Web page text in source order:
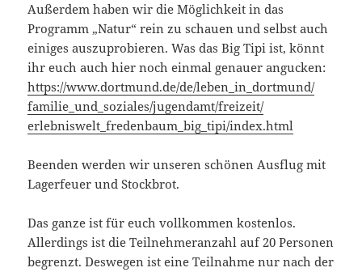
Außerdem haben wir die Möglichkeit in das
Programm „Natur“ rein zu schauen und selbst auch
einiges auszuprobieren. Was das Big Tipi ist, könnt
ihr euch auch hier noch einmal genauer angucken:
https://www.dortmund.de/de/leben_in_dortmund/
familie_und_soziales/jugendamt/freizeit/
erlebniswelt_fredenbaum_big _tipi/index.html
Beenden werden wir unseren schönen Ausflug mit
Lagerfeuer und Stockbrot.
Das ganze ist für euch vollkommen kostenlos.
Allerdings ist die Teilnehmeranzahl auf 20 Personen
begrenzt. Deswegen ist eine Teilnahme nur nach der